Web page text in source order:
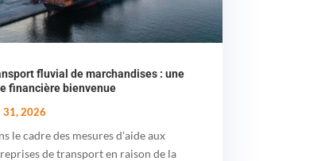
fluvial de marchandises : une
financière bienvenue
31, 2026
le cadre des mesures d'aide aux
de transport en raison de la